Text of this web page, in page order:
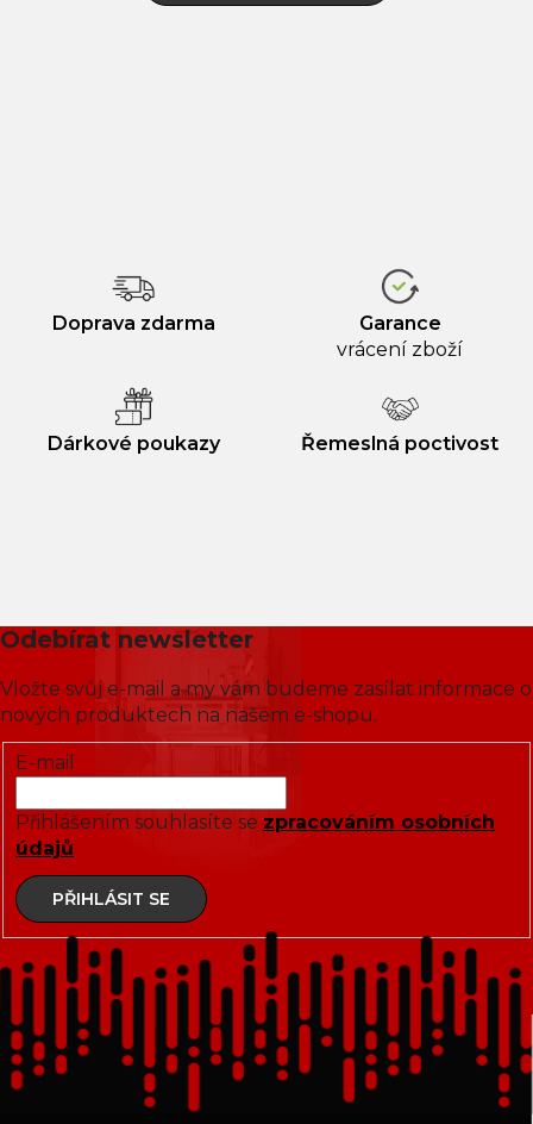
Doprava zdarma
Garance
vrácení zboží
Dárkové poukazy Řemeslná poctivost
Odebírat newsletter
Vložte svůj e-mail a my vám budeme zasílat informace o
nových produktech na našem e-shopu.
E-mail
Přihlášením souhlasíte se zpracováním osobních
údajů
PŘIHLÁSIT SE